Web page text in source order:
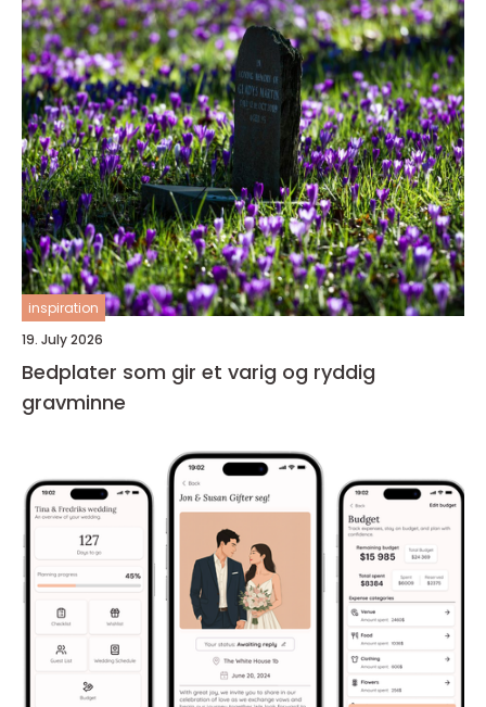
inspiration
19. July 2026
Bedplater som gir et varig og ryddig
gravminne